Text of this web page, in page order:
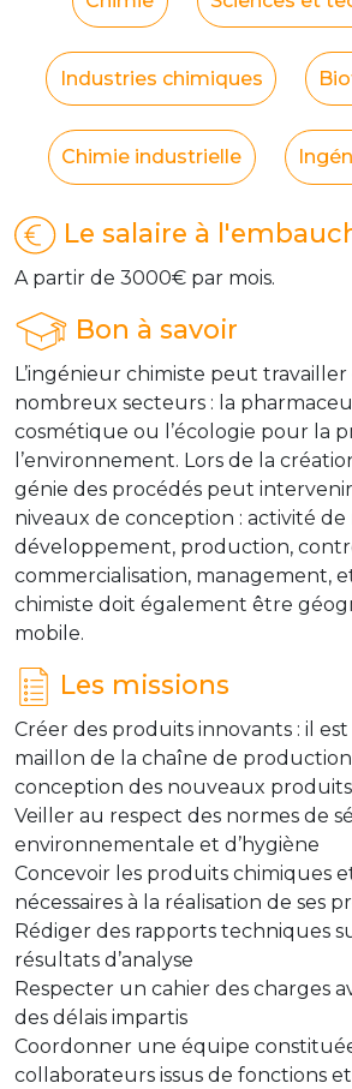
Industries chimiques
Chimie industrielle
Le salaire à
A partir de 3000€ par mois.
Bon à savoir
L’ingénieur chimiste peut travailler
nombreux secteurs : la
cosmétique ou l’écologie pour la
l’environnement. Lors de la
génie des procédés peut
niveaux de conception : activité
développement, production,
commercialisation, management,
chimiste doit également être
mobile.
Les missions
Créer des produits innovants : il
maillon de la chaîne de
conception des nouveaux produits
Veiller au respect des normes de
environnementale et d’hygiène
Concevoir les produits chimiques
nécessaires à la réalisation de ses
Rédiger des rapports techniques
résultats d’analyse
Respecter un cahier des charges
des délais impartis
Coordonner une équipe
collaborateurs issus de fonctions